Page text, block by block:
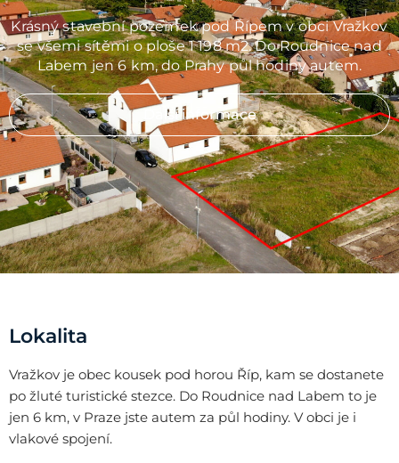
Krásný stavební pozemek pod Řípem v obci Vražkov
se všemi sítěmi o ploše 1 198 m2. Do Roudnice nad
Labem jen 6 km, do Prahy půl hodiny autem.
Další informace
Lokalita
Vražkov je obec kousek pod horou Říp, kam se dostanete
po žluté turistické stezce. Do Roudnice nad Labem to je
jen 6 km, v Praze jste autem za půl hodiny. V obci je i
vlakové spojení.